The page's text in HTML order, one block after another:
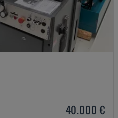
40.000 €